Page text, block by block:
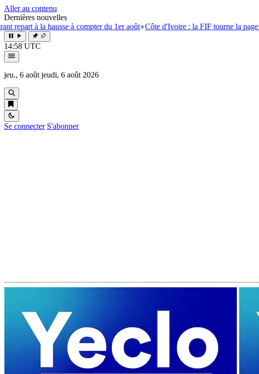
Aller au contenu
Dernières nouvelles
hausse à compter du 1er août●Côte d'Ivoire : la FIF tourne la page Emerse Faé
14:58 UTC
jeu., 6 août jeudi, 6 août 2026
Se connecter S'abonner